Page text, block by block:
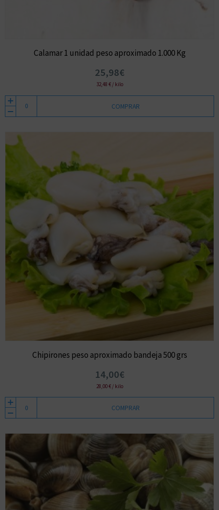
Calamar 1 unidad peso aproximado 1.000 Kg
25,98€
32,48 € / kilo
COMPRAR
Chipirones peso aproximado bandeja 500 grs
14,00€
28,00 € / kilo
COMPRAR